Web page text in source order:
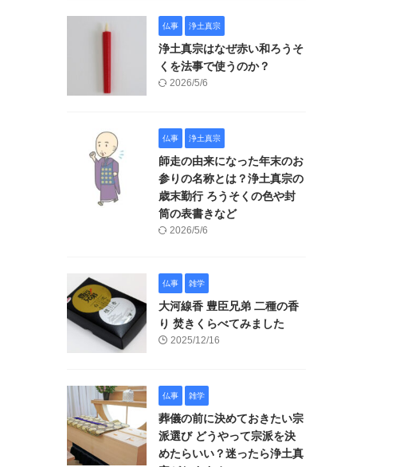
仏事 浄土真宗
浄土真宗はなぜ赤い和ろうそ
くを法事で使うのか？
2026/5/6
仏事 浄土真宗
師走の由来になった年末のお
参りの名称とは？浄土真宗の
歳末勤行 ろうそくの色や封
筒の表書きなど
2026/5/6
仏事 雑学
大河線香 豊臣兄弟 二種の香
り 焚きくらべてみました
2025/12/16
仏事 雑学
葬儀の前に決めておきたい宗
派選び どうやって宗派を決
めたらいい？迷ったら浄土真